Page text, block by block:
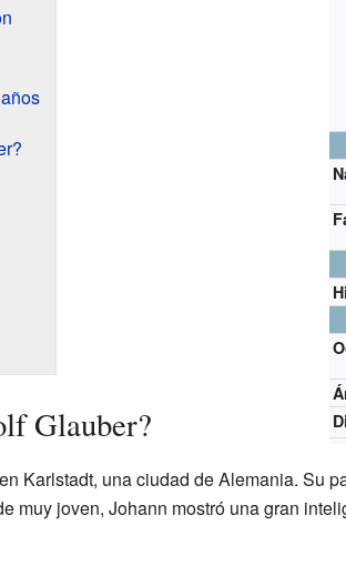
Glauber?
Karlstadt, una ciudad de Alemania. Su
muy joven, Johann mostró una gran